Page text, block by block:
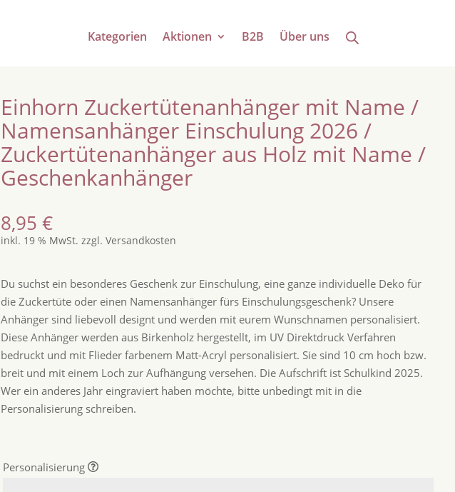
Kategorien Aktionen B2B Über uns
Einhorn Zuckertütenanhänger mit Name /
Namensanhänger Einschulung 2026 /
Zuckertütenanhänger aus Holz mit Name /
Geschenkanhänger
8,95€
inkl. 19 % MwSt. zzgl.Versandkosten
Du suchst ein besonderes Geschenk zur Einschulung, eine ganze individuelle Deko für
die Zuckertüte oder einen Namensanhänger fürs Einschulungsgeschenk? Unsere
Anhänger sind liebevoll designt und werden mit eurem Wunschnamen personalisiert.
Diese Anhänger werden aus Birkenholz hergestellt, im UV Direktdruck Verfahren
bedruckt und mit Flieder farbenem Matt-Acryl personalisiert. Sie sind 10 cm hoch bzw.
breit und mit einem Loch zur Aufhängung versehen. Die Aufschrift ist Schulkind 2025.
Wer ein anderes Jahr eingraviert haben möchte, bitte unbedingt mit in die
Personalisierung schreiben.
Personalisierung